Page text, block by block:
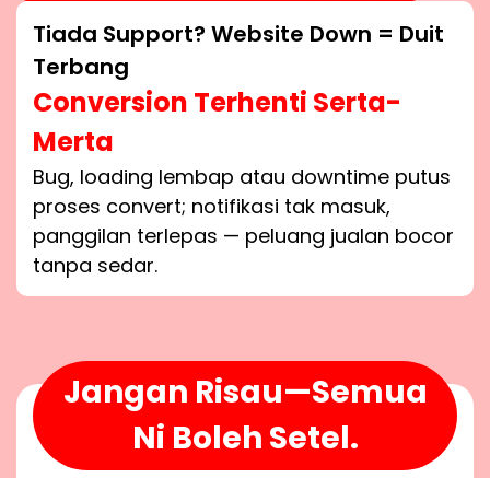
Tiada Support? Website Down = Duit
Terbang
Conversion Terhenti Serta-
Merta
Bug, loading lembap atau downtime putus
proses convert; notifikasi tak masuk,
panggilan terlepas — peluang jualan bocor
tanpa sedar.
Jangan Risau—Semua
Ni Boleh Setel.